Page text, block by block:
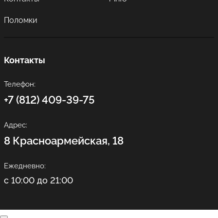
Поломки
Контакты
Телефон:
+7 (812) 409-39-75
Адрес:
8 Красноармейская, 18
Ежедневно:
с 10:00 до 21:00